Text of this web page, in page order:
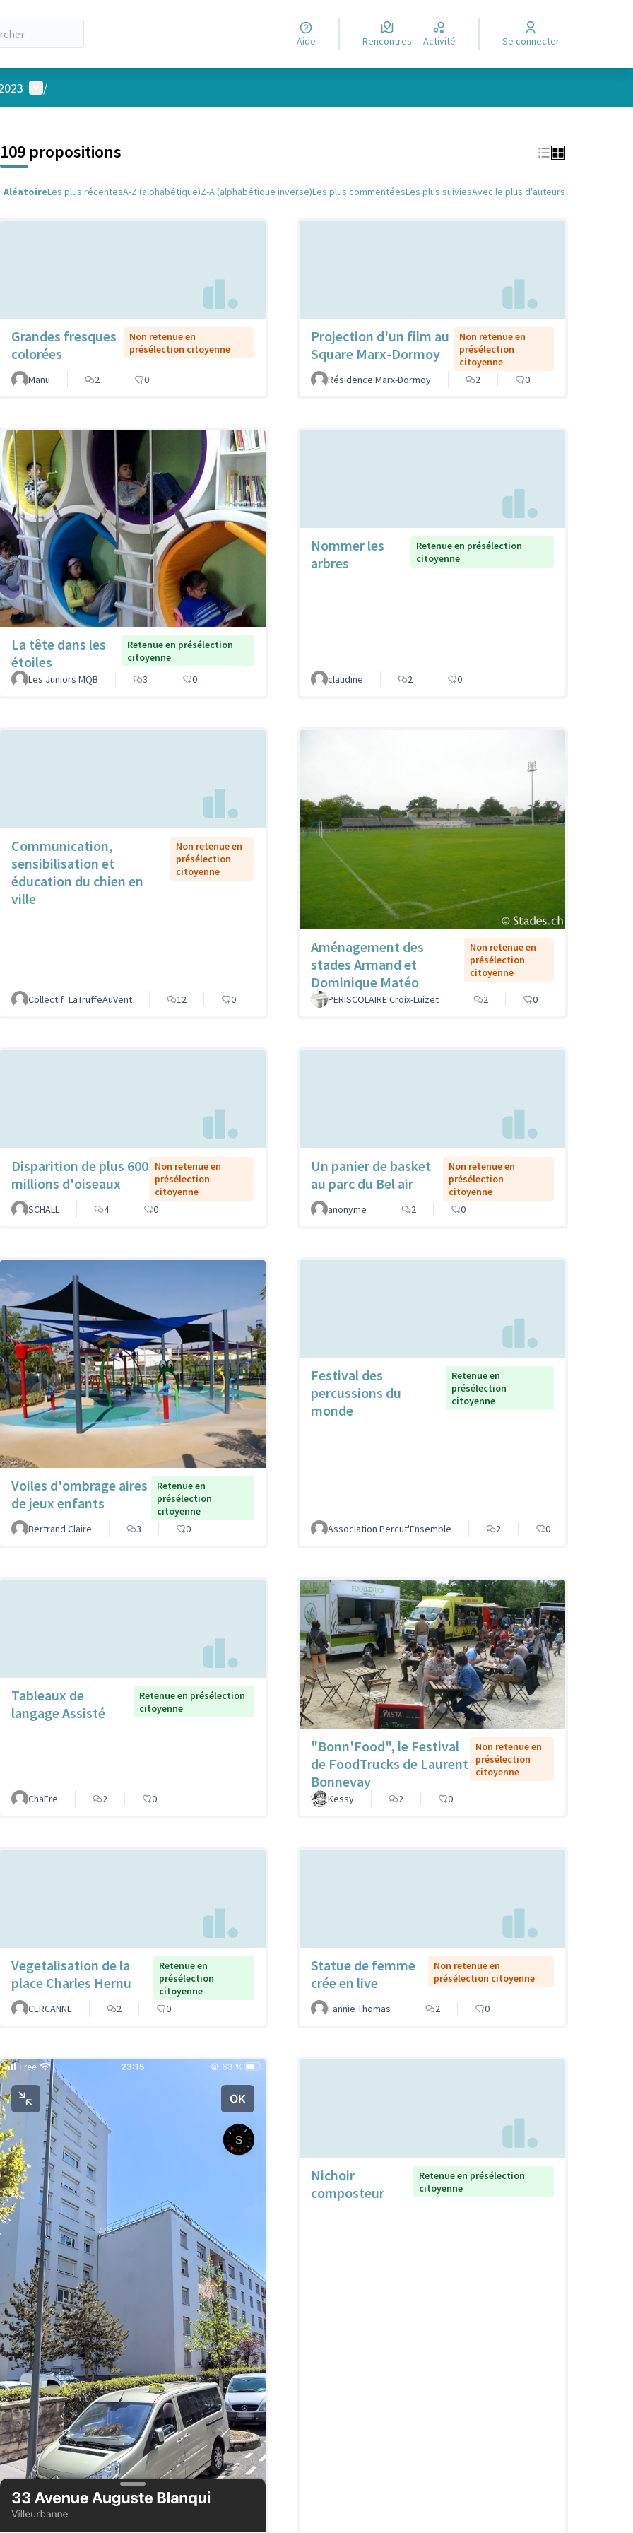
Aide Rencontres Activité Se connecter
Menu utilisateur
/
109 propositions
AléatoireLes plus récentesA-Z (alphabétique)Z-A (alphabétique inverse)Les plus commentéesLes plus suiviesAvec le plus d'auteurs
Grandes fresques
colorées
Non retenue en
présélection citoyenne
Manu 2 0
Projection d'un film au
Square Marx-Dormoy
Non retenue en
présélection
citoyenne
Résidence Marx-Dormoy
2 0
La tête dans les
étoiles
Retenue en présélection
citoyenne
Les Juniors MQB
3 0
Nommer les
arbres
Retenue en présélection
citoyenne
claudine 2 0
Communication,
sensibilisation et
éducation du chien en
ville
Non retenue en
présélection
citoyenne
Collectif_LaTruffeAuVent 12 0
Aménagement des
stades Armand et
Dominique Matéo
Non retenue en
présélection
citoyenne
PERISCOLAIRE Croix-Luizet 2 0
Disparition de plus 600
millions d'oiseaux
Non retenue en
présélection
citoyenne
SCHALL
4 0
Un panier de basket
au parc du Bel air
Non retenue en
présélection
citoyenne
anonyme
2 0
Voiles d'ombrage aires
de jeux enfants
Retenue en
présélection
citoyenne
Bertrand Claire
3 0
Festival des
percussions du
monde
Retenue en
présélection
citoyenne
Association Percut'Ensemble 2 0
Tableaux de
langage Assisté
Retenue en présélection
citoyenne
ChaFre 2 0
"Bonn'Food", le Festival
de FoodTrucks de Laurent
Bonnevay
Non retenue en
présélection
citoyenne
Kessy 2 0
Vegetalisation de la
place Charles Hernu
Retenue en
présélection
citoyenne
CERCANNE
2 0
Statue de femme
crée en live
Non retenue en
présélection citoyenne
Fannie Thomas 2 0
Nichoir
composteur
Retenue en présélection
citoyenne